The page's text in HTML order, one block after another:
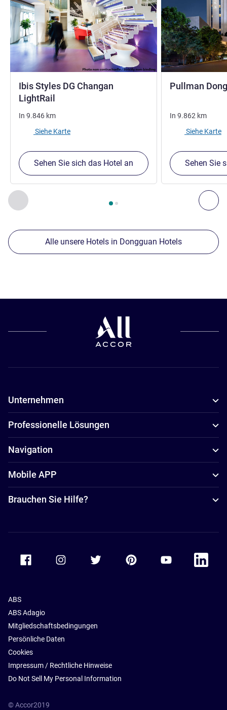
Zurück - Unsere anderen Etablissements in der Nähe
Seite , Unsere anderen Etablissements in der Nähe
Ibis Styles DG Changan
LightRail
In 9.846 km
Siehe Karte
Sehen Sie sich das Hotel an
Pullman
In 9.862 km
Siehe Karte
Sehen Sie
Alle unsere Hotels in Dongguan Hotels
Unternehmen
Professionelle Lösungen
Navigation
Mobile APP
Brauchen Sie Hilfe?
Accor Facebook Accor TwitterAccor PinterestAccor Youtube
Accor
ABS
ABS Adagio
Mitgliedschaftsbedingungen
Persönliche Daten
Cookies
Impressum / Rechtliche Hinweise
Do Not Sell My Personal Information
© Accor2019